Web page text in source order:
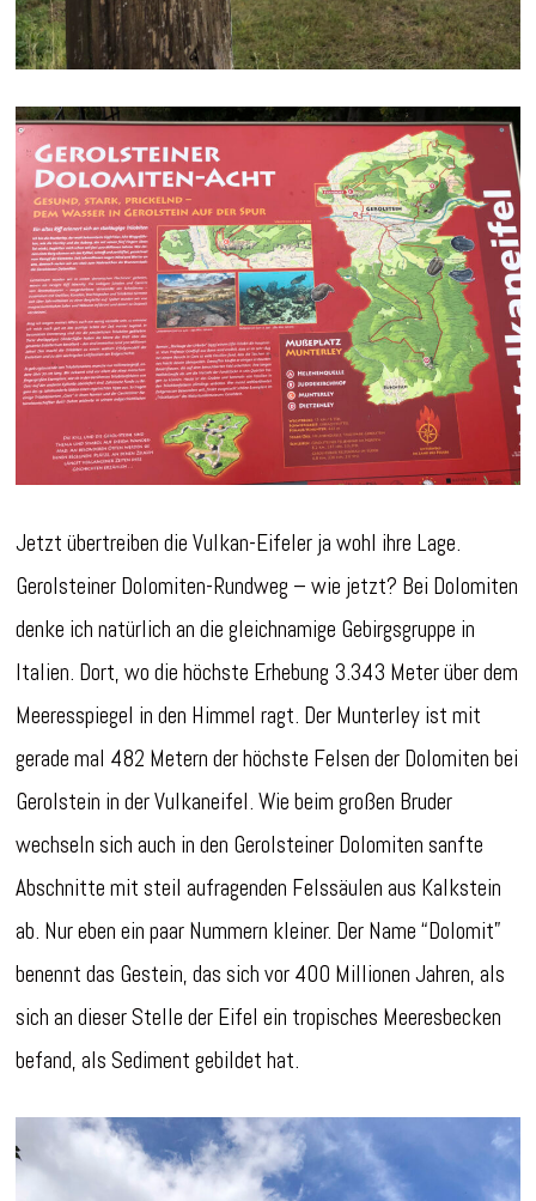
Jetzt übertreiben die Vulkan-Eifeler ja wohl ihre Lage.
Gerolsteiner Dolomiten-Rundweg – wie jetzt? Bei Dolomiten
denke ich natürlich an die gleichnamige Gebirgsgruppe in
Italien. Dort, wo die höchste Erhebung 3.343 Meter über dem
Meeresspiegel in den Himmel ragt. Der Munterley ist mit
gerade mal 482 Metern der höchste Felsen der Dolomiten bei
Gerolstein in der Vulkaneifel. Wie beim großen Bruder
wechseln sich auch in den Gerolsteiner Dolomiten sanfte
Abschnitte mit steil aufragenden Felssäulen aus Kalkstein
ab. Nur eben ein paar Nummern kleiner. Der Name “Dolomit”
benennt das Gestein, das sich vor 400 Millionen Jahren, als
sich an dieser Stelle der Eifel ein tropisches Meeresbecken
befand, als Sediment gebildet hat.